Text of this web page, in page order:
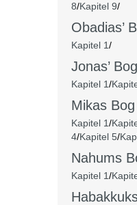
8/Kapitel 9/
Obadias’
Kapitel 1/
Jonas’ Bog
Kapitel 1/
Mikas Bog
Kapitel 1/
4/Kapitel 5/
Nahums
Kapitel 1/